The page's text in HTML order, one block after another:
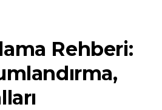
Rehberi: